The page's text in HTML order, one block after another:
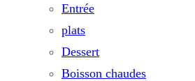
Entrée
plats
Dessert
Boisson chaudes